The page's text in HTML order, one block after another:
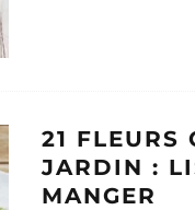
21 FLEURS
JARDIN :
MANGER